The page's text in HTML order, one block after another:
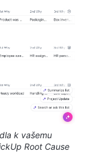
k vašemu
Root Cause